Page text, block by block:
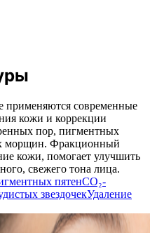
современные
кожи и коррекции
пор, пигментных
морщин. Фракционный
кожи, помогает улучшить
свежего тона лица.
пятенCO₂-
звездочекУдаление